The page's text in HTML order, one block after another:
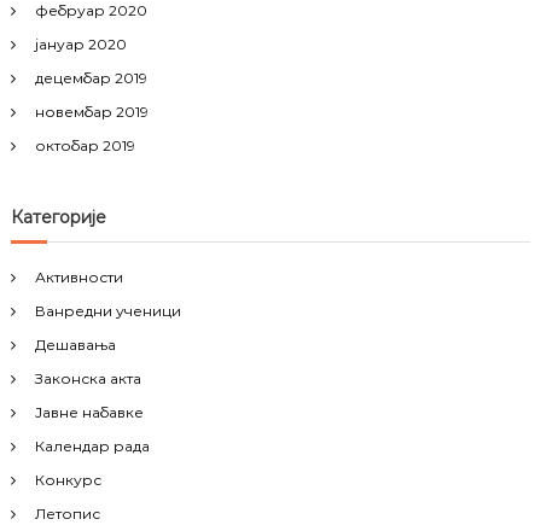
фебруар 2020
јануар 2020
децембар 2019
новембар 2019
октобар 2019
Категорије
Активности
Ванредни ученици
Дешавања
Законска акта
Јавне набавке
Календар рада
Конкурс
Летопис